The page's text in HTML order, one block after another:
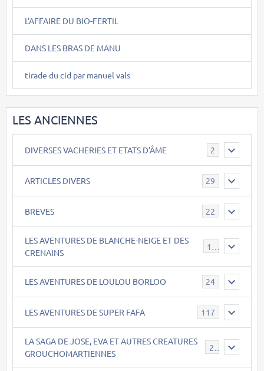
L'AFFAIRE DU BIO-FERTIL
DANS LES BRAS DE MANU
tirade du cid par manuel vals
LES ANCIENNES
DIVERSES VACHERIES ET ETATS D'ÂME 2
ARTICLES DIVERS 29
BREVES 22
LES AVENTURES DE BLANCHE-NEIGE ET DES
CRENAINS
17
LES AVENTURES DE LOULOU BORLOO 24
LES AVENTURES DE SUPER FAFA 117
LA SAGA DE JOSE, EVA ET AUTRES CREATURES
GROUCHOMARTIENNES
26